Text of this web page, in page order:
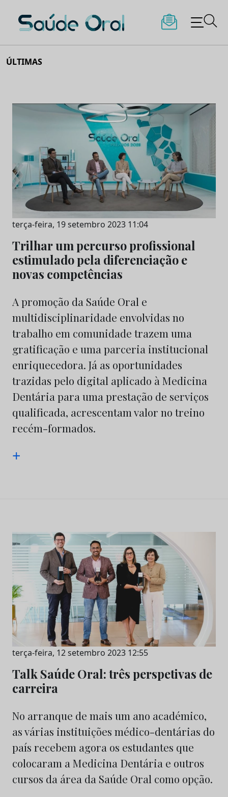
to
Saúde Oral
ÚLTIMAS
terça-feira, 19 setembro 2023 11:04
Trilhar um percurso profissional
estimulado pela diferenciação e
novas competências
A promoção da Saúde Oral e
multidisciplinaridade envolvidas no
trabalho em comunidade trazem uma
gratificação e uma parceria institucional
enriquecedora. Já as oportunidades
trazidas pelo digital aplicado à Medicina
Dentária para uma prestação de serviços
qualificada, acrescentam valor no treino
recém-formados.
+
terça-feira, 12 setembro 2023 12:55
Talk Saúde Oral: três perspetivas de
carreira
No arranque de mais um ano académico,
as várias instituições médico-dentárias do
país recebem agora os estudantes que
colocaram a Medicina Dentária e outros
cursos da área da Saúde Oral como opção.